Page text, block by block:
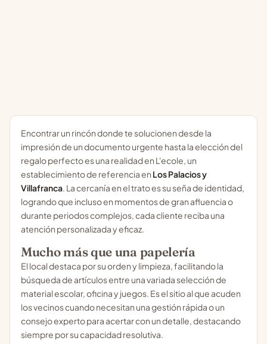
Encontrar un rincón donde te solucionen desde la
impresión de un documento urgente hasta la elección del
regalo perfecto es una realidad en L'ecole, un
establecimiento de referencia en Los Palacios y
Villafranca. La cercanía en el trato es su seña de identidad,
logrando que incluso en momentos de gran afluencia o
durante periodos complejos, cada cliente reciba una
atención personalizada y eficaz.
Mucho más que una papelería
El local destaca por su orden y limpieza, facilitando la
búsqueda de artículos entre una variada selección de
material escolar, oficina y juegos. Es el sitio al que acuden
los vecinos cuando necesitan una gestión rápida o un
consejo experto para acertar con un detalle, destacando
siempre por su capacidad resolutiva.